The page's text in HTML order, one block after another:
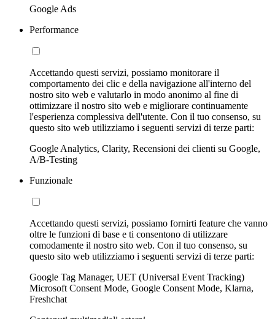
Google Ads
Performance
Accettando questi servizi, possiamo monitorare il
comportamento dei clic e della navigazione all'interno del
nostro sito web e valutarlo in modo anonimo al fine di
ottimizzare il nostro sito web e migliorare continuamente
l'esperienza complessiva dell'utente. Con il tuo consenso, su
questo sito web utilizziamo i seguenti servizi di terze parti:
Google Analytics, Clarity, Recensioni dei clienti su Google,
A/B-Testing
Funzionale
Accettando questi servizi, possiamo fornirti feature che vanno
oltre le funzioni di base e ti consentono di utilizzare
comodamente il nostro sito web. Con il tuo consenso, su
questo sito web utilizziamo i seguenti servizi di terze parti:
Google Tag Manager, UET (Universal Event Tracking)
Microsoft Consent Mode, Google Consent Mode, Klarna,
Freshchat